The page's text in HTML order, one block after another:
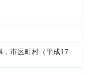
，市区町村（平成17